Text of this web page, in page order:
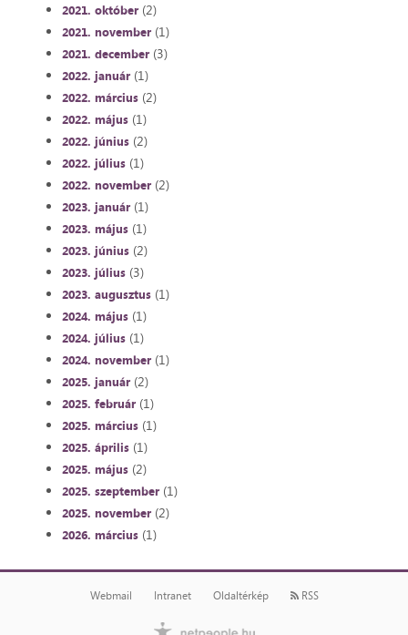
2021. október(2)
2021. november(1)
2021. december(3)
2022. január(1)
2022. március(2)
2022. május(1)
2022. június(2)
2022. július(1)
2022. november(2)
2023. január(1)
2023. május(1)
2023. június(2)
2023. július(3)
2023. augusztus(1)
2024. május(1)
2024. július(1)
2024. november(1)
2025. január(2)
2025. február(1)
2025. március(1)
2025. április(1)
2025. május(2)
2025. szeptember(1)
2025. november(2)
2026. március(1)
Webmail Intranet Oldaltérkép RSS